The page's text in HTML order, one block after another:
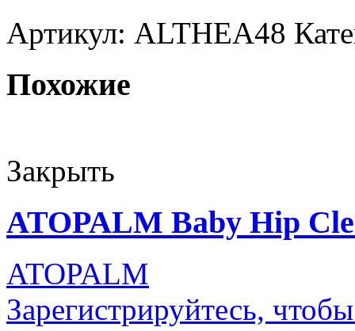
Артикул: ALTHEA48
Похожие
Закрыть
ATOPALM Baby Hip
ATOPALM
Зарегистрируйтесь,